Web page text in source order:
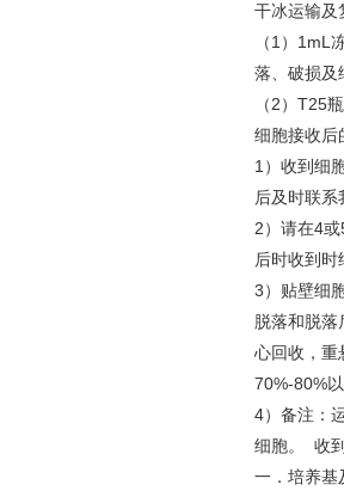
干冰运输及
（1）1mL
落、破损及
（2）T25
细胞接收后
1）收到细
后及时联系
2）请在4
后时收到时
3）贴壁细
脱落和脱落
心回收，重
70%-80%
4）备注：
细胞。 收
一．培养基